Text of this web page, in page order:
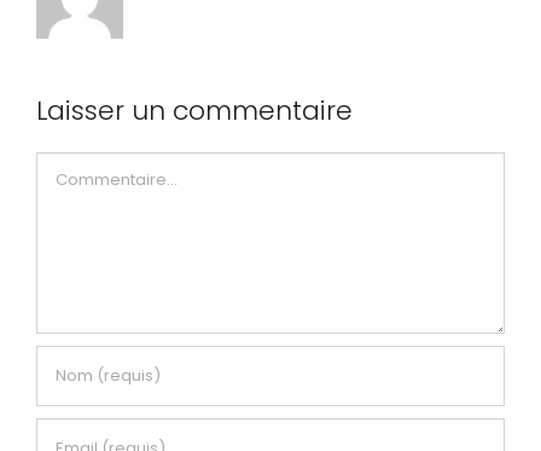
Laisser un commentaire
Commentaire